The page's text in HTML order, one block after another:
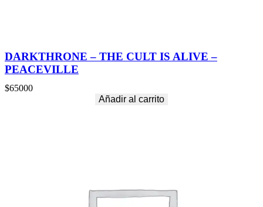
DARKTHRONE – THE CULT IS ALIVE –
PEACEVILLE
$65000
Añadir al carrito